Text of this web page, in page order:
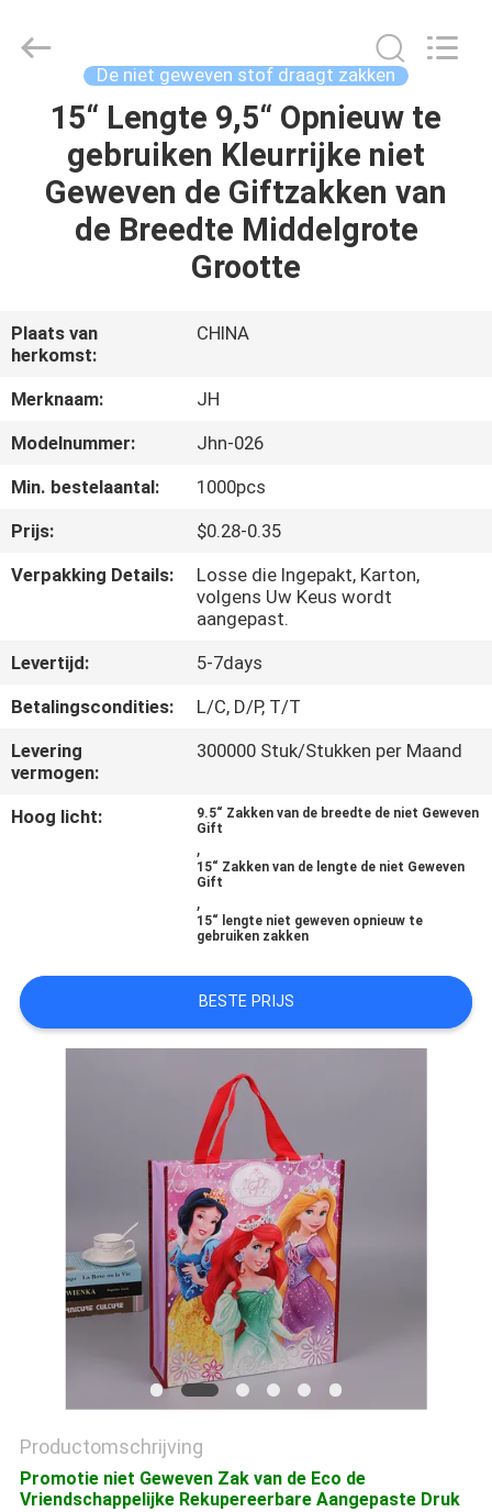
HUIS
PRODUCTEN
FABRIEKSREIS
KWALITEITSCONTROLE
CONTACTEER
ONS
VERZOEK
OM
EEN
CITAAT
POLICY
Material
De niet geweven stof draagt zakken
15“ Lengte 9,5“ Opnieuw te
gebruiken Kleurrijke niet
Geweven de Giftzakken van
de Breedte Middelgrote
Grootte
Plaats van
herkomst:
CHINA
Merknaam:
JH
Modelnummer:
Jhn-026
Min. bestelaantal:
1000pcs
Prijs:
$0.28-0.35
Verpakking Details:
Losse die Ingepakt, Karton,
volgens Uw Keus wordt
aangepast.
Levertijd:
5-7days
Betalingscondities:
L/C, D/P, T/T
Levering
vermogen:
300000 Stuk/Stukken per Maand
Hoog licht:
9.5“ Zakken van de breedte de niet Geweven
Gift
,
15“ Zakken van de lengte de niet Geweven
Gift
,
15“ lengte niet geweven opnieuw te
gebruiken zakken
BESTE PRIJS
Productomschrijving
Promotie niet Geweven Zak van de Eco de
Vriendschappelijke Rekupereerbare Aangepaste Druk